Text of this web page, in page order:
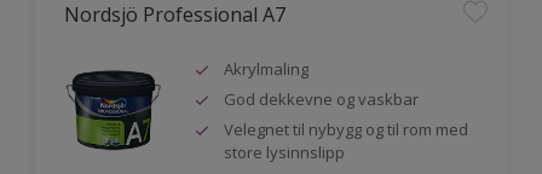
Nordsjö Professional A7
Akrylmaling
God dekkevne og vaskbar
Velegnet til nybygg og til rom med
store lysinnslipp